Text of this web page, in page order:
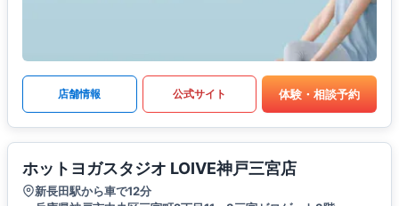
店舗情報 公式サイト 体験・相談予約
ホットヨガスタジオ LOIVE神戸三宮店
新長田駅から車で12分